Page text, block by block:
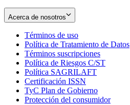
Acerca de nosotros
Términos de uso
in
new
window
Política de Tratamiento de Datos
Términos suscripciones
in
Política de Riesgos C/ST
Política SAGRILAFT
new
window
Certificación ISSN
in
new
TyC Plan de Gobierno
in
Protección del consumidorOpens